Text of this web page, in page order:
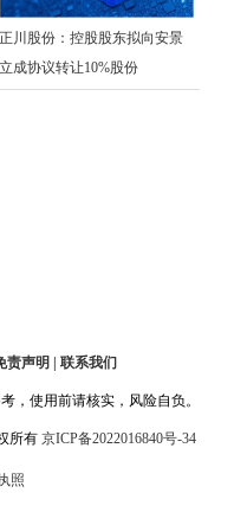
正川股份：控股股东拟向安景
立成协议转让10%股份
责声明 | 联系我们
，使用前请核实，风险自负。
所有 京ICP备2022016840号-34
照